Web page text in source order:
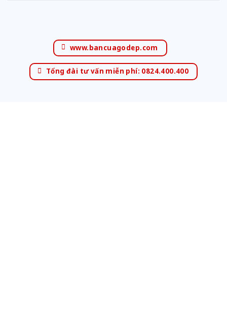
www.bancuagodep.com
Tổng đài tư vấn miễn phí: 0824.400.400